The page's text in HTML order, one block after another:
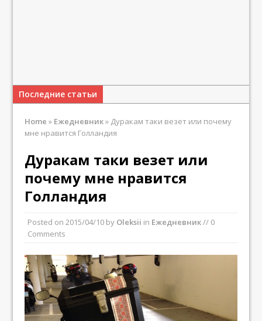
Последние статьи
Home » Ежедневник» Дуракам таки везет или почему
мне нравится Голландия
Дуракам таки везет или
почему мне нравится
Голландия
Posted on 2015/04/10 by Oleksii in Ежедневник// 0
Comments